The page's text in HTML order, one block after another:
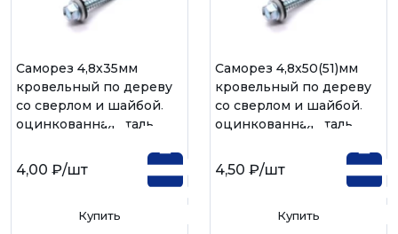
Саморез 4,8х35мм
кровельный по дереву
со сверлом и шайбой,
оцинкованная сталь
4,00 ₽/шт
Купить
Саморез 4,8х50(51)мм
кровельный по дереву
со сверлом и шайбой,
оцинкованная сталь
4,50 ₽/шт
Купить